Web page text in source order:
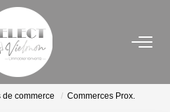
BIENS
de commerce
Commerces Prox.